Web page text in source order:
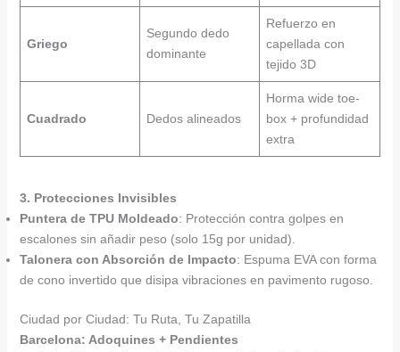
Griego
Segundo dedo
dominante
Refuerzo en
capellada con
tejido 3D
Cuadrado Dedos alineados
Horma wide toe-
box + profundidad
extra
3. Protecciones Invisibles
Puntera de TPU Moldeado: Protección contra golpes en
escalones sin añadir peso (solo 15g por unidad).
Talonera con Absorción de Impacto: Espuma EVA con forma
de cono invertido que disipa vibraciones en pavimento rugoso.
Ciudad por Ciudad: Tu Ruta, Tu Zapatilla
Barcelona: Adoquines + Pendientes